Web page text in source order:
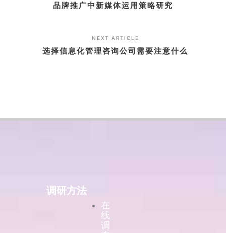
品牌推广中新媒体运用策略研究
NEXT ARTICLE
选择信息化管理咨询公司需要注意什么
调研方法
在
线
调